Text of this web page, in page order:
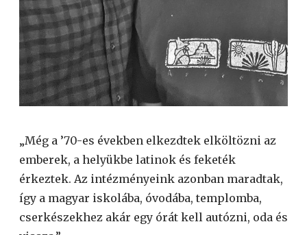
„Még a ’70-es években elkezdtek elköltözni az
emberek, a helyükbe latinok és feketék
érkeztek. Az intézményeink azonban maradtak,
így a magyar iskolába, óvodába, templomba,
cserkészekhez akár egy órát kell autózni, oda és